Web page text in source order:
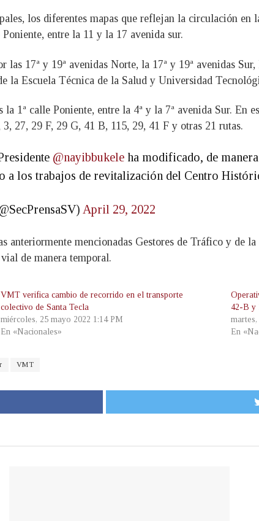
los diferentes mapas que reflejan la circulación en
entre la 11 y la 17 avenida sur.
17ª y 19ª avenidas Norte, la 17ª y 19ª avenidas
la Escuela Técnica de la Salud y Universidad
1ª calle Poniente, entre la 4ª y la 7ª avenida Sur. En
27, 29 F, 29 G, 41 B, 115, 29, 41 F y otras 21 rutas.
@nayibbukele ha modificado, de
a los trabajos de revitalización del Centro
April 29, 2022
anteriormente mencionadas Gestores de Tráfico y de
de manera temporal.
VMT verifica cambio de recorrido en el transporte
colectivo de Santa Tecla
miércoles, 25 mayo 2022 1:14 PM
En «Nacionales»
42-B y
En
VMT